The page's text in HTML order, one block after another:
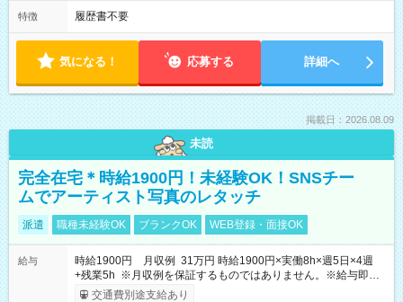
特徴 履歴書不要
気になる！ 応募する 詳細へ
掲載日：2026.08.09
未読
完全在宅＊時給1900円！未経験OK！SNSチー
ムでアーティスト写真のレタッチ
派遣 職種未経験OK ブランクOK WEB登録・面接OK
給与
時給1900円 月収例 31万円 時給1900円×実働8h×週5日×4週
+残業5h ※月収例を保証するものではありません。※給与即受
取りサービス利用可（利用条件有）
交通費別途支給あり